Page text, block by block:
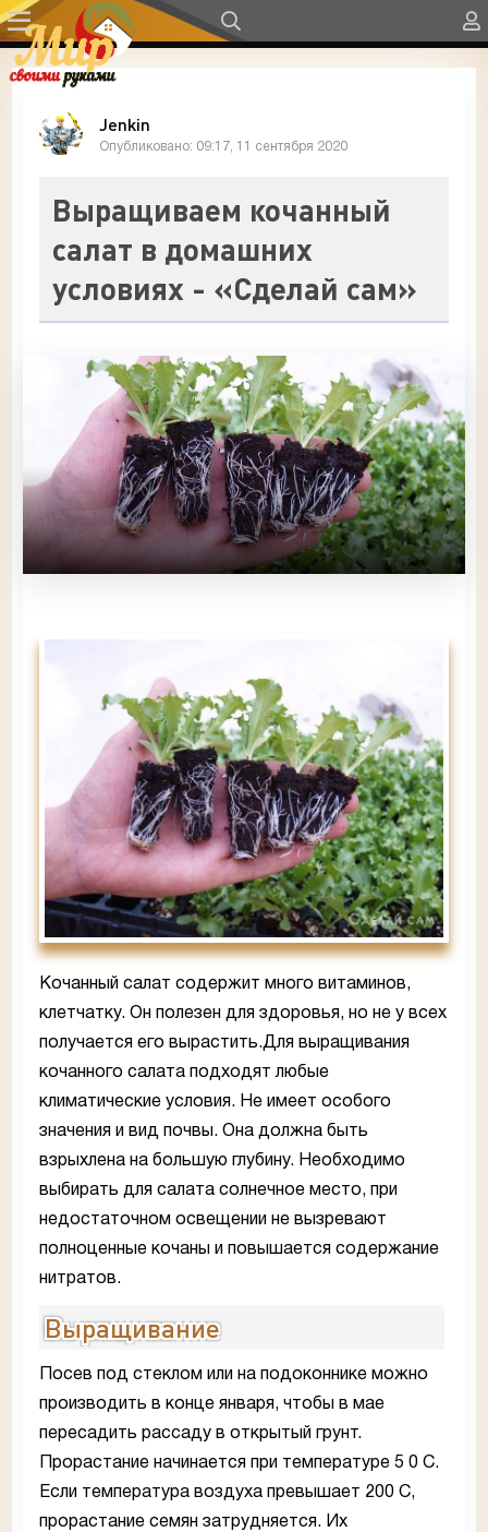
Jenkin
Опубликовано: 09:17, 11 сентября 2020
Выращиваем кочанный
салат в домашних
условиях - «Сделай сам»
Кочанный салат содержит много витаминов,
клетчатку. Он полезен для здоровья, но не у всех
получается его вырастить.Для выращивания
кочанного салата подходят любые
климатические условия. Не имеет особого
значения и вид почвы. Она должна быть
взрыхлена на большую глубину. Необходимо
выбирать для салата солнечное место, при
недостаточном освещении не вызревают
полноценные кочаны и повышается содержание
нитратов.
Выращивание
Посев под стеклом или на подоконнике можно
производить в конце января, чтобы в мае
пересадить рассаду в открытый грунт.
Прорастание начинается при температуре 5 0 С.
Если температура воздуха превышает 200 С,
прорастание семян затрудняется. Их